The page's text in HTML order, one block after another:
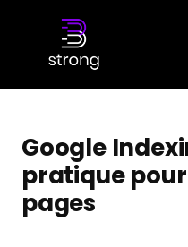
Google
pratique
pages